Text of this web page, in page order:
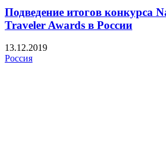
Подведение итогов конкурса
Traveler Awards в России
13.12.2019
Россия